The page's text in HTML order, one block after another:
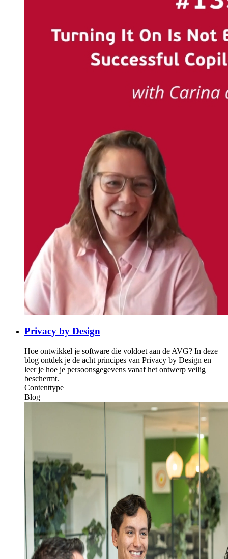
Privacy by Design
Hoe ontwikkel je software die voldoet aan de AVG? In deze
blog ontdek je de acht principes van Privacy by Design en
leer je hoe je persoonsgegevens vanaf het ontwerp veilig
beschermt.
Contenttype
Blog